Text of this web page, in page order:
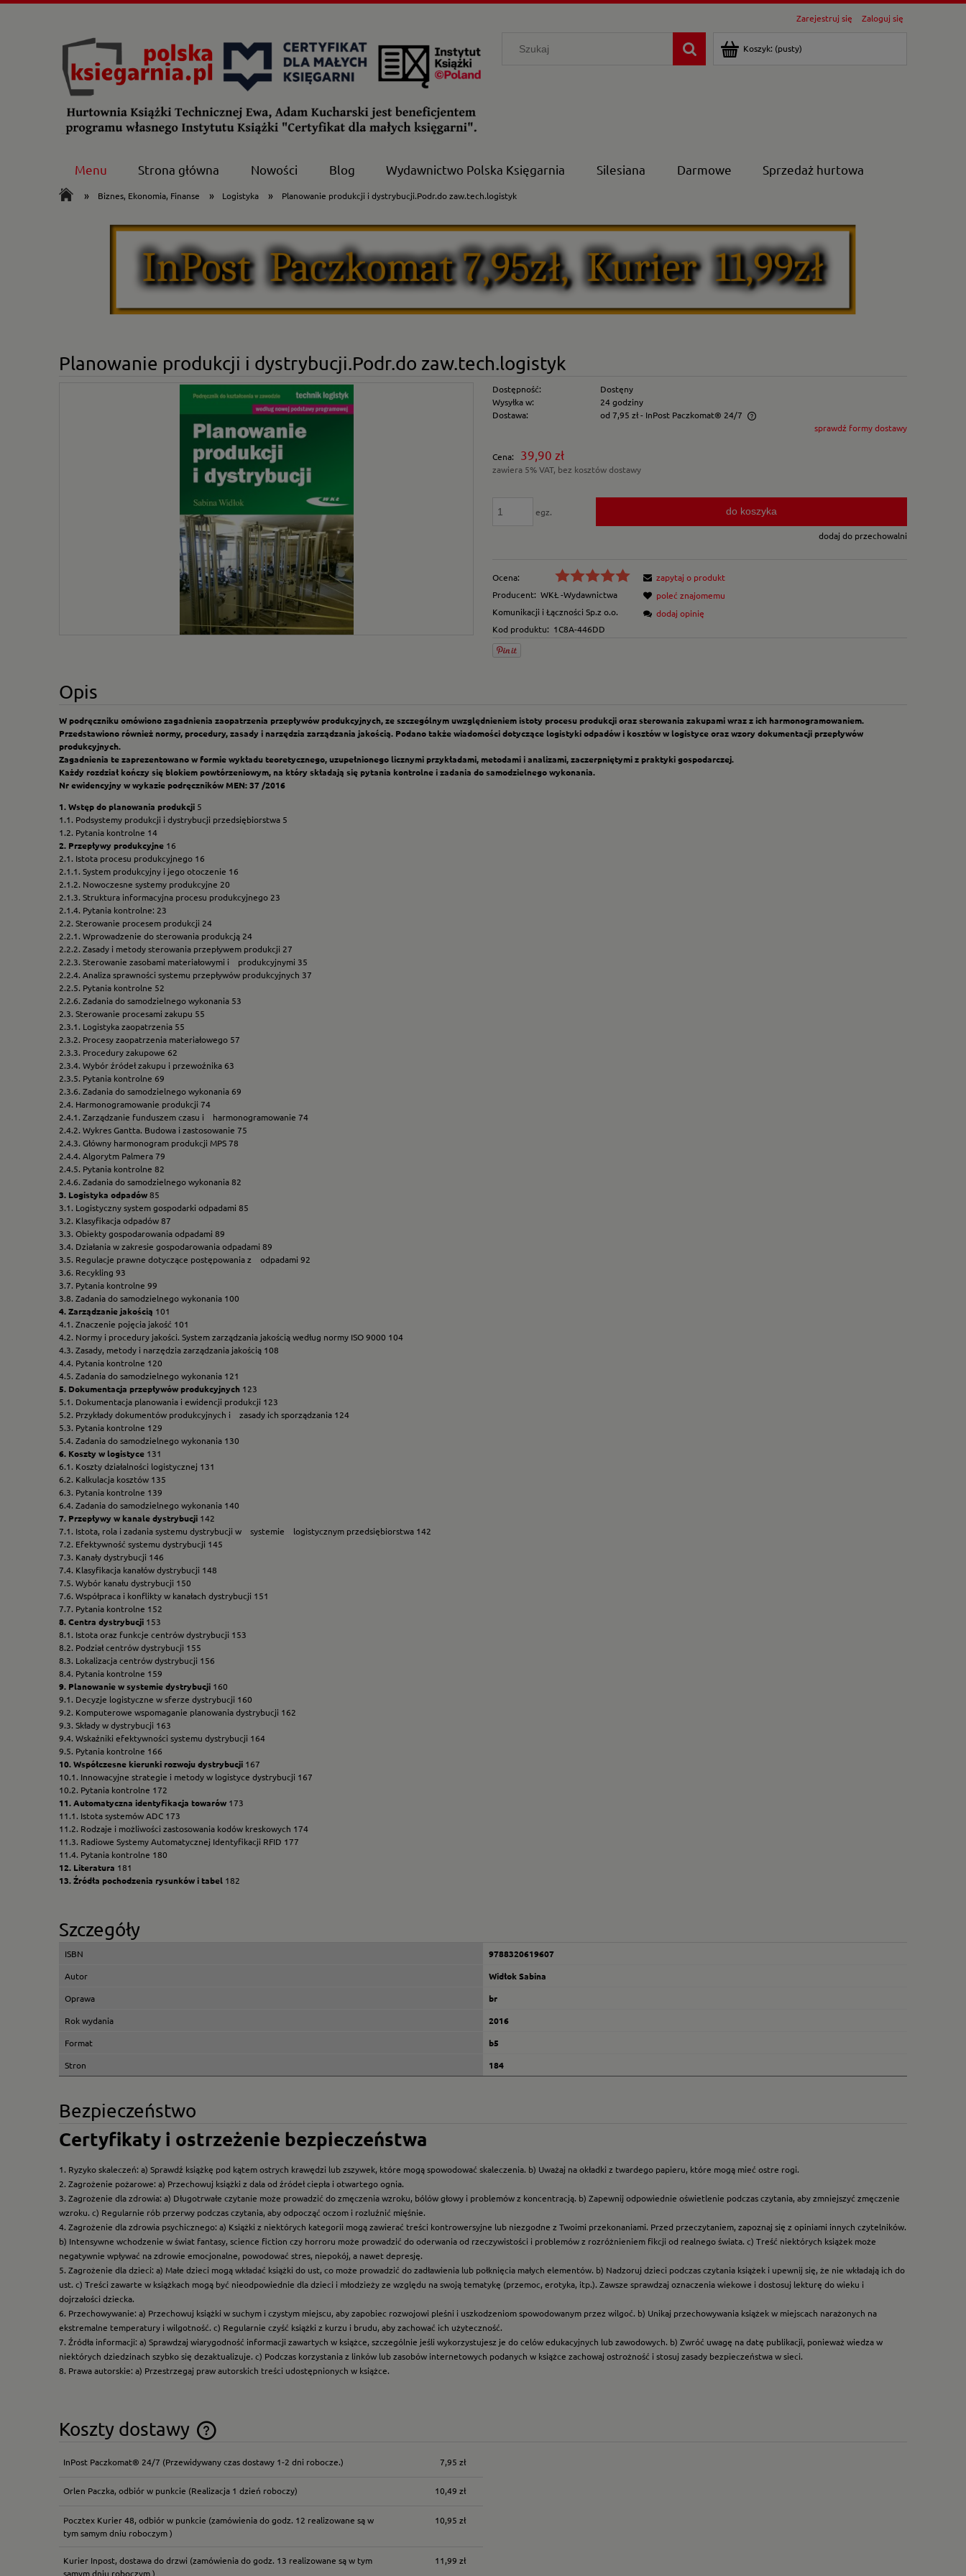
Zarejestruj się Zaloguj się
Koszyk: (pusty)
Menu Strona główna Nowości Blog Wydawnictwo Polska Księgarnia Silesiana Darmowe Sprzedaż hurtowa
» Biznes, Ekonomia, Finanse » Logistyka » Planowanie produkcji i dystrybucji.Podr.do zaw.tech.logistyk
Planowanie produkcji i dystrybucji.Podr.do zaw.tech.logistyk
Dostępność:
Dostęny
Wysyłka w:
24 godziny
Dostawa:
od 7,95 zł- InPost Paczkomat® 24/7
płatności
sprawdź formy dostawy
Cena: 39,90 zł
zawiera 5% VAT, bez kosztów dostawy
egz. do koszyka
dodaj do przechowalni
Ocena:
Producent: WKŁ -Wydawnictwa
Komunikacji i Łączności Sp.z o.o.
Kod produktu: 1C8A-446DD
zapytaj o produkt
poleć znajomemu
dodaj opinię
Opis
W podręczniku omówiono zagadnienia zaopatrzenia przepływów produkcyjnych, ze szczególnym uwzględnieniem istoty procesu produkcji oraz sterowania zakupami wraz z ich harmo­no­gra­mo­wa­niem.
Przedstawiono również normy, procedury, zasady i narzędzia zarządzania jakością. Podano także wiadomości dotyczące logistyki odpadów i kosztów w logistyce oraz wzory dokumentacji przepływów
produkcyjnych.
Zagadnienia te zaprezentowano w formie wykładu teoretycznego, uzupełnionego licznymi przykładami, metodami i analizami, zaczerpniętymi z praktyki gospodarczej.
Każdy rozdział kończy się blokiem powtórzeniowym, na który składają się pytania kontrolne i zadania do samodzielnego wykonania.
Nr ewidencyjny w wykazie podręczników MEN: 37 /2016
1. Wstęp do planowania produkcji 5
1.1. Podsystemy produkcji i dystrybucji przedsiębiorstwa 5
1.2. Pytania kontrolne 14
2. Przepływy produkcyjne 16
2.1. Istota procesu produkcyjnego 16
2.1.1. System produkcyjny i jego otoczenie 16
2.1.2. Nowoczesne systemy produkcyjne 20
2.1.3. Struktura informacyjna procesu produkcyjnego 23
2.1.4. Pytania kontrolne: 23
2.2. Sterowanie procesem produkcji 24
2.2.1. Wprowadzenie do sterowania produkcją 24
2.2.2. Zasady i metody sterowania przepływem produkcji 27
2.2.3. Sterowanie zasobami materiałowymi i produkcyjnymi 35
2.2.4. Analiza sprawności systemu przepływów produkcyjnych 37
2.2.5. Pytania kontrolne 52
2.2.6. Zadania do samodzielnego wykonania 53
2.3. Sterowanie procesami zakupu 55
2.3.1. Logistyka zaopatrzenia 55
2.3.2. Procesy zaopatrzenia materiałowego 57
2.3.3. Procedury zakupowe 62
2.3.4. Wybór źródeł zakupu i przewoźnika 63
2.3.5. Pytania kontrolne 69
2.3.6. Zadania do samodzielnego wykonania 69
2.4. Harmonogramowanie produkcji 74
2.4.1. Zarządzanie funduszem czasu i harmonogramowanie 74
2.4.2. Wykres Gantta. Budowa i zastosowanie 75
2.4.3. Główny harmonogram produkcji MPS 78
2.4.4. Algorytm Palmera 79
2.4.5. Pytania kontrolne 82
2.4.6. Zadania do samodzielnego wykonania 82
3. Logistyka odpadów85
3.1. Logistyczny system gospodarki odpadami 85
3.2. Klasyfikacja odpadów 87
3.3. Obiekty gospodarowania odpadami 89
3.4. Działania w zakresie gospodarowania odpadami 89
3.5. Regulacje prawne dotyczące postępowania z odpadami 92
3.6. Recykling 93
3.7. Pytania kontrolne 99
3.8. Zadania do samodzielnego wykonania 100
4. Zarządzanie jakością 101
4.1. Znaczenie pojęcia jakość 101
4.2. Normy i procedury jakości. System zarządzania jakością według normy ISO 9000 104
4.3. Zasady, metody i narzędzia zarządzania jakością 108
4.4. Pytania kontrolne 120
4.5. Zadania do samodzielnego wykonania 121
5. Dokumentacja przepływów produkcyjnych 123
5.1. Dokumentacja planowania i ewidencji produkcji 123
5.2. Przykłady dokumentów produkcyjnych i zasady ich sporządzania 124
5.3. Pytania kontrolne 129
5.4. Zadania do samodzielnego wykonania 130
6. Koszty w logistyce 131
6.1. Koszty działalności logistycznej 131
6.2. Kalkulacja kosztów 135
6.3. Pytania kontrolne 139
6.4. Zadania do samodzielnego wykonania 140
7. Przepływy w kanale dystrybucji 142
7.1. Istota, rola i zadania systemu dystrybucji w systemie logistycznym przedsiębiorstwa 142
7.2. Efektywność systemu dystrybucji 145
7.3. Kanały dystrybucji 146
7.4. Klasyfikacja kanałów dystrybucji 148
7.5. Wybór kanału dystrybucji 150
7.6. Współpraca i konflikty w kanałach dystrybucji 151
7.7. Pytania kontrolne 152
8. Centra dystrybucji 153
8.1. Istota oraz funkcje centrów dystrybucji 153
8.2. Podział centrów dystrybucji 155
8.3. Lokalizacja centrów dystrybucji 156
8.4. Pytania kontrolne 159
9. Planowanie w systemie dystrybucji 160
9.1. Decyzje logistyczne w sferze dystrybucji 160
9.2. Komputerowe wspomaganie planowania dystrybucji 162
9.3. Składy w dystrybucji 163
9.4. Wskaźniki efektywności systemu dystrybucji 164
9.5. Pytania kontrolne 166
10. Współczesne kierunki rozwoju dystrybucji 167
10.1. Innowacyjne strategie i metody w logistyce dystrybucji 167
10.2. Pytania kontrolne 172
11. Automatyczna identyfikacja towarów 173
11.1. Istota systemów ADC 173
11.2. Rodzaje i możliwości zastosowania kodów kreskowych 174
11.3. Radiowe Systemy Automatycznej Identyfikacji RFID 177
11.4. Pytania kontrolne 180
12. Literatura 181
13. Źródła pochodzenia rysunków i tabel 182
Szczegóły
ISBN
9788320619607
Autor
Widłok Sabina
Oprawa
br
Rok wydania
2016
Format
b5
Stron
184
Bezpieczeństwo
Certyfikaty i ostrzeżenie bezpieczeństwa
1. Ryzyko skaleczeń: a) Sprawdź książkę pod kątem ostrych krawędzi lub zszywek, które mogą spowodować skaleczenia. b) Uważaj na okładki z twardego papieru, które mogą mieć ostre rogi.
2. Zagrożenie pożarowe: a) Przechowuj książki z dala od źródeł ciepła i otwartego ognia.
3. Zagrożenie dla zdrowia: a) Długotrwałe czytanie może prowadzić do zmęczenia wzroku, bólów głowy i problemów z koncentracją. b) Zapewnij odpowiednie oświetlenie podczas czytania, aby zmniejszyć zmęczenie
wzroku. c) Regularnie rób przerwy podczas czytania, aby odpocząć oczom i rozluźnić mięśnie.
4. Zagrożenie dla zdrowia psychicznego: a) Książki z niektórych kategorii mogą zawierać treści kontrowersyjne lub niezgodne z Twoimi przekonaniami. Przed przeczytaniem, zapoznaj się z opiniami innych czytelników.
b) Intensywne wchodzenie w świat fantasy, science fiction czy horroru może prowadzić do oderwania od rzeczywistości i problemów z rozróżnieniem fikcji od realnego świata. c) Treść niektórych książek może
negatywnie wpływać na zdrowie emocjonalne, powodować stres, niepokój, a nawet depresję.
5. Zagrożenie dla dzieci: a) Małe dzieci mogą wkładać książki do ust, co może prowadzić do zadławienia lub połknięcia małych elementów. b) Nadzoruj dzieci podczas czytania książek i upewnij się, że nie wkładają ich do
ust. c) Treści zawarte w książkach mogą być nieodpowiednie dla dzieci i młodzieży ze względu na swoją tematykę (przemoc, erotyka, itp.). Zawsze sprawdzaj oznaczenia wiekowe i dostosuj lekturę do wieku i
dojrzałości dziecka.
6. Przechowywanie: a) Przechowuj książki w suchym i czystym miejscu, aby zapobiec rozwojowi pleśni i uszkodzeniom spowodowanym przez wilgoć. b) Unikaj przechowywania książek w miejscach narażonych na
ekstremalne temperatury i wilgotność. c) Regularnie czyść książki z kurzu i brudu, aby zachować ich użyteczność.
7. Źródła informacji: a) Sprawdzaj wiarygodność informacji zawartych w książce, szczególnie jeśli wykorzystujesz je do celów edukacyjnych lub zawodowych. b) Zwróć uwagę na datę publikacji, ponieważ wiedza w
niektórych dziedzinach szybko się dezaktualizuje. c) Podczas korzystania z linków lub zasobów internetowych podanych w książce zachowaj ostrożność i stosuj zasady bezpieczeństwa w sieci.
8. Prawa autorskie: a) Przestrzegaj praw autorskich treści udostępnionych w książce.
Koszty dostawy
Cena nie zawiera ewentualnych kosztów
InPost Paczkomat® 24/7 (Przewidywany czas dostawy 1-2 dni robocze.) 7,95 zł
Orlen Paczka, odbiór w punkcie (Realizacja 1 dzień roboczy) 10,49 zł
Pocztex Kurier 48, odbiór w punkcie (zamówienia do godz. 12 realizowane są w
tym samym dniu roboczym )
10,95 zł
Kurier Inpost, dostawa do drzwi (zamówienia do godz. 13 realizowane są w tym
samym dniu roboczym )
11,99 zł